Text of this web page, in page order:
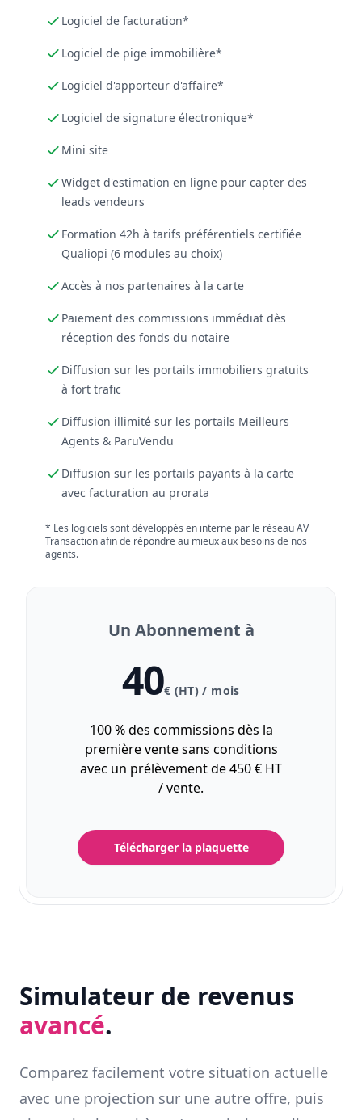
Logiciel de facturation*
Logiciel de pige immobilière*
Logiciel d'apporteur d'affaire*
Logiciel de signature électronique*
Mini site
Widget d'estimation en ligne pour capter des
leads vendeurs
Formation 42h à tarifs préférentiels certifiée
Qualiopi (6 modules au choix)
Accès à nos partenaires à la carte
Paiement des commissions immédiat dès
réception des fonds du notaire
Diffusion sur les portails immobiliers gratuits
à fort trafic
Diffusion illimité sur les portails Meilleurs
Agents & ParuVendu
Diffusion sur les portails payants à la carte
avec facturation au prorata
* Les logiciels sont développés en interne par le réseau AV
Transaction afin de répondre au mieux aux besoins de nos
agents.
Un Abonnement à
40€ (HT) / mois
100 % des commissions dès la
première vente sans conditions
avec un prélèvement de 450 € HT
/ vente.
Télécharger la plaquette
Simulateur de revenus
avancé.
Comparez facilement votre situation actuelle
avec une projection sur une autre offre, puis